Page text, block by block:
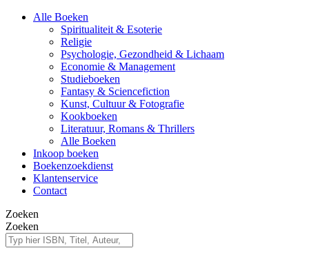
Alle Boeken
Spiritualiteit & Esoterie
Religie
Psychologie, Gezondheid & Lichaam
Economie & Management
Studieboeken
Fantasy & Sciencefiction
Kunst, Cultuur & Fotografie
Kookboeken
Literatuur, Romans & Thrillers
Alle Boeken
Inkoop boeken
Boekenzoekdienst
Klantenservice
Contact
Zoeken
Zoeken